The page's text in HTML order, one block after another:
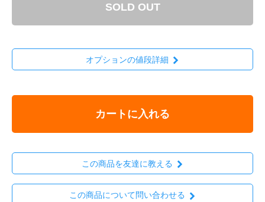
SOLD OUT
オプションの値段詳細
カートに入れる
この商品を友達に教える
この商品について問い合わせる